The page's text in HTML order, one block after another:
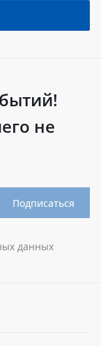
не
Подписаться
данных